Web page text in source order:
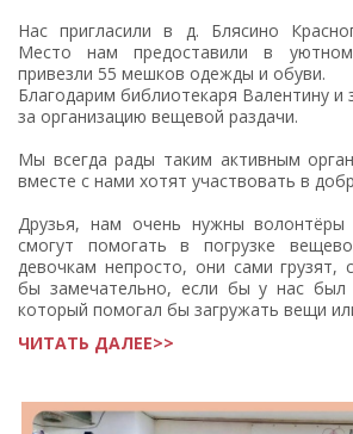
Нас пригласили в д. Блясино
Место нам предоставили в
привезли 55 мешков одежды и обуви.
Благодарим библиотекаря Валентину
за организацию вещевой раздачи.
Мы всегда рады таким активным
вместе с нами хотят участвовать в
Друзья, нам очень нужны волонтёры
смогут помогать в погрузке
девочкам непросто, они сами грузят,
бы замечательно, если бы у нас был
который помогал бы загружать вещи
ЧИТАТЬ ДАЛЕЕ>>